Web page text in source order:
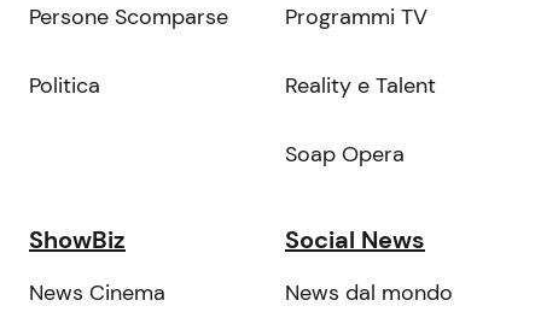
Persone Scomparse
Politica
Programmi TV
Reality e Talent
Soap Opera
ShowBiz
News Cinema
Social News
News dal mondo